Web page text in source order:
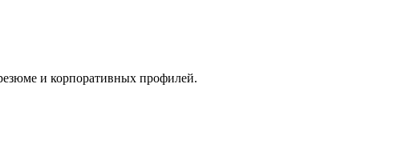
и корпоративных профилей.